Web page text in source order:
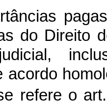
do Direito
acordo
refere o